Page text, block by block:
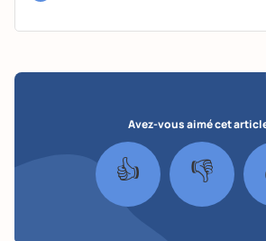
Avez-vous aimé cet
👍 👎